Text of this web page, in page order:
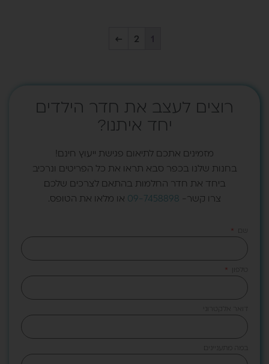
1
2
←
רוצים לעצב את חדר הילדים
יחד איתנו?
מזמינים אתכם לתיאום פגישת ייעוץ חינם!
בחנות שלנו בכפר סבא תראו את כל הפריטים ונרכיב
ביחד את חדר החלמות בהתאם לצרכים שלכם.
צרו קשר- 09-7458898 או מלאו את הטופס.
שם
טלפון
דואר אלקטרוני
במה מתעניינים